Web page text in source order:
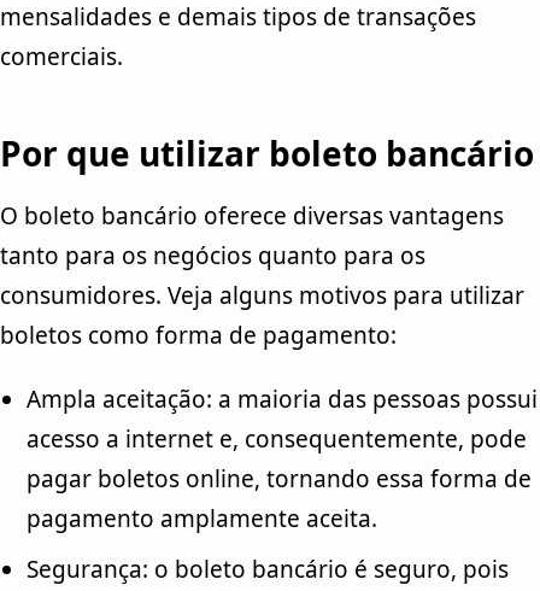
mensalidades e demais tipos de transações
comerciais.
Por que utilizar boleto bancário
O boleto bancário oferece diversas vantagens
tanto para os negócios quanto para os
consumidores. Veja alguns motivos para utilizar
boletos como forma de pagamento:
Ampla aceitação: a maioria das pessoas possui
acesso a internet e, consequentemente, pode
pagar boletos online, tornando essa forma de
pagamento amplamente aceita.
Segurança: o boleto bancário é seguro, pois